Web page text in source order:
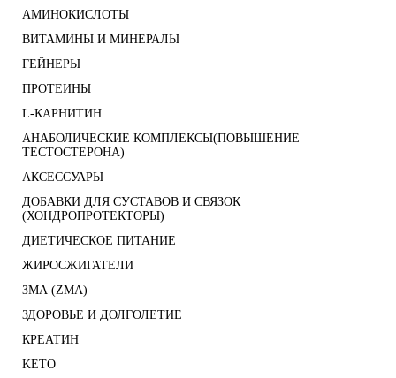
АМИНОКИСЛОТЫ
ВИТАМИНЫ И МИНЕРАЛЫ
ГЕЙНЕРЫ
ПРОТЕИНЫ
L-КАРНИТИН
АНАБОЛИЧЕСКИЕ КОМПЛЕКСЫ(ПОВЫШЕНИЕ
ТЕСТОСТЕРОНА)
АКСЕССУАРЫ
ДОБАВКИ ДЛЯ СУСТАВОВ И СВЯЗОК
(ХОНДРОПРОТЕКТОРЫ)
ДИЕТИЧЕСКОЕ ПИТАНИЕ
ЖИРОСЖИГАТЕЛИ
ЗМА (ZMA)
ЗДОРОВЬЕ И ДОЛГОЛЕТИЕ
КРЕАТИН
KETO